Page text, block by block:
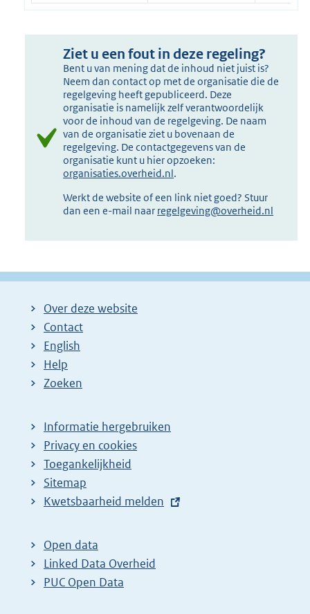
Ziet u een fout in deze regeling?
Bent u van mening dat de inhoud niet juist is?
Neem dan contact op met de organisatie die de
regelgeving heeft gepubliceerd. Deze
organisatie is namelijk zelf verantwoordelijk
voor de inhoud van de regelgeving. De naam
van de organisatie ziet u bovenaan de
regelgeving. De contactgegevens van de
organisatie kunt u hier opzoeken:
organisaties.overheid.nl.
Werkt de website of een link niet goed? Stuur
dan een e-mail naar regelgeving@overheid.nl
Over deze website
Contact
English
Help
Zoeken
Informatie hergebruiken
Privacy en cookies
Toegankelijkheid
Sitemap
E
t
e
r
Kwetsbaarheid melden
Open data
Linked Data Overheid
PUC Open Data